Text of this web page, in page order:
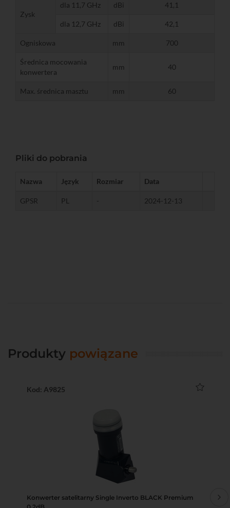
Zysk
dla 11,7 GHz dBi 41,1
dla 12,7 GHz dBi 42,1
Ogniskowa mm 700
Średnica mocowania
konwertera
mm 40
Max. średnica masztu mm 60
Pliki do pobrania
Nazwa Język Rozmiar Data
GPSR PL - 2024-12-13
Produkty powiązane
Kod: A9825
Konwerter satelitarny Single Inverto BLACK Premium